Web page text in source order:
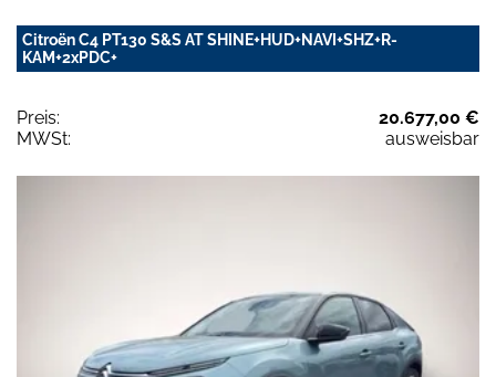
Citroën C4 PT130 S&S AT SHINE+HUD+NAVI+SHZ+R-
KAM+2xPDC+
Preis:
20.677,00 €
MWSt:
ausweisbar